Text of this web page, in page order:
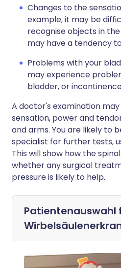
Changes to the
example, it may be
recognise objects in
may have a tendency
Problems with your
may experience
bladder, or
A doctor's examination
sensation, power and
and arms. You are likely to
specialist for further tests,
This will show how the
whether any surgical
pressure is likely to help.
Patientenauswahl